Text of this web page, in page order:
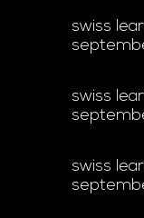
swiss
swiss
swiss